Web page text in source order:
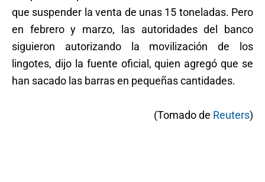
que suspender la venta de unas 15 toneladas. Pero
en febrero y marzo, las autoridades del banco
siguieron autorizando la movilización de los
lingotes, dijo la fuente oficial, quien agregó que se
han sacado las barras en pequeñas cantidades.
(Tomado de Reuters)